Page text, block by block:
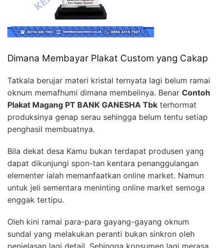
Dimana Membayar Plakat Custom yang Cakap
Tatkala berujar materi kristal ternyata lagi belum ramai
oknum memafhumi dimana membelinya. Benar Contoh
Plakat Magang PT BANK GANESHA Tbk terhormat
produksinya genap serau sehingga belum tentu setiap
penghasil membuatnya.
Bila dekat desa Kamu bukan terdapat produsen yang
dapat dikunjungi spon-tan kentara penanggulangan
elementer ialah memanfaatkan online market. Namun
untuk jeli sementara meninting online market semoga
enggak tertipu.
Oleh kini ramai para-para gayang-gayang oknum
sundal yang melakukan peranti bukan sinkron oleh
penjelasan lagi detail. Sehingga konsumen lagi merasa